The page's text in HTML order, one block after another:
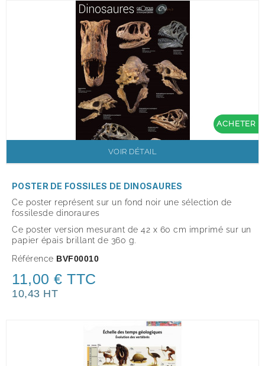
ACHETER
VOIR DÉTAIL
POSTER DE FOSSILES DE DINOSAURES
Ce poster représent sur un fond noir une sélection de
fossilesde dinoraures
Ce poster version mesurant de 42 x 60 cm imprimé sur un
papier épais brillant de 360 g.
Référence BVF00010
11,00 € TTC
10,43 HT